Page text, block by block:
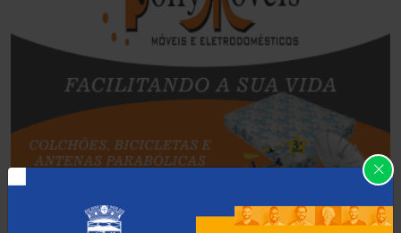
Boquira
Botuporã (72)
Brasil (7680)